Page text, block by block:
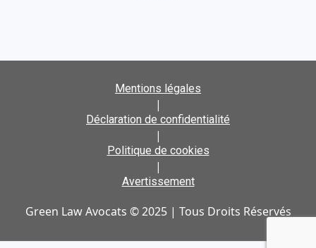
Mentions légales
|
Déclaration de confidentialité
|
Politique de cookies
|
Avertissement
Green Law Avocats © 2025 | Tous Droits Réservés